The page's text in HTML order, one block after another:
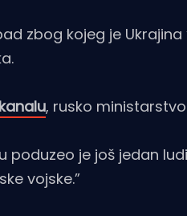
zbog kojeg je
, rusko
poduzeo je još jedan
vojske.”